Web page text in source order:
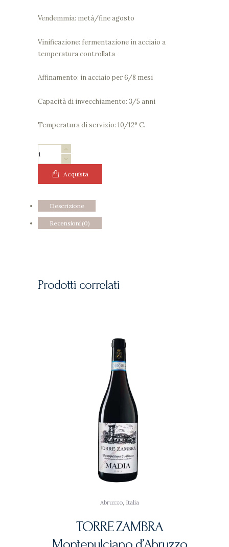
Vendemmia: metà/fine agosto
Vinificazione: fermentazione in acciaio a
temperatura controllata
Affinamento: in acciaio per 6/8 mesi
Capacità di invecchiamento: 3/5 anni
Temperatura di servizio: 10/12° C.
VIGNOBLE
GIBAULT
SAUVIGNON
quantità
Acquista
Descrizione
Recensioni (0)
Prodotti correlati
Abruzzo, Italia
TORRE ZAMBRA